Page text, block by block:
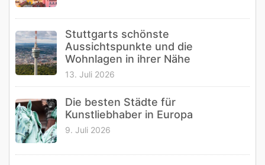
Stuttgarts schönste
Aussichtspunkte und die
Wohnlagen in ihrer Nähe
13. Juli 2026
Die besten Städte für
Kunstliebhaber in Europa
9. Juli 2026